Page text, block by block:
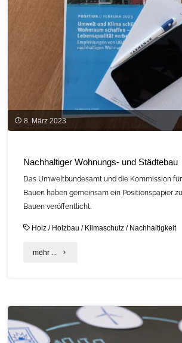
8. März 2023
Nachhaltiger Wohnungs- und Städtebau
Das Umweltbundesamt und die Kommission
Bauen haben gemeinsam ein Positionspapier
Bauen veröffentlicht.
Holz / Holzbau / Klimaschutz / Nachhaltigkeit
mehr ... "Nachhaltiger
Städtebau"